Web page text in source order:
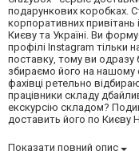
подарункових коробках.
корпоративних
Києву та Україні. Ви
профілі Instagram тільки
поставку, тому ви
збираємо його на нашому
фахівці ретельно
працівники складу
екскурсію складом?
доставить його по Києву
Показати повний опис